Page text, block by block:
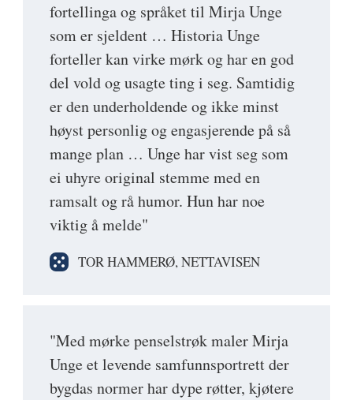
fortellinga og språket til Mirja Unge
som er sjeldent … Historia Unge
forteller kan virke mørk og har en god
del vold og usagte ting i seg. Samtidig
er den underholdende og ikke minst
høyst personlig og engasjerende på så
mange plan … Unge har vist seg som
ei uhyre original stemme med en
ramsalt og rå humor. Hun har noe
viktig å melde"
TOR HAMMERØ, NETTAVISEN
"Med mørke penselstrøk maler Mirja
Unge et levende samfunnsportrett der
bygdas normer har dype røtter, kjøtere